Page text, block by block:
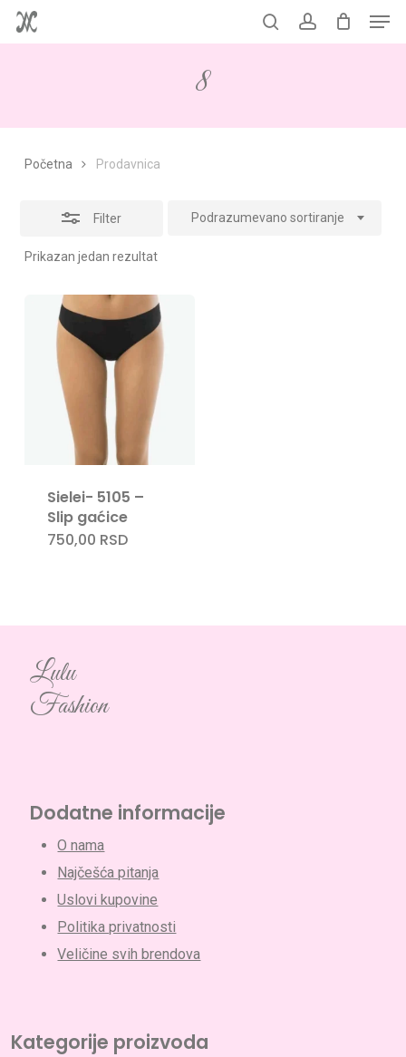
Skip
to
searchaccount
Korpa Close
8
Početna Prodavnica
Filter
Prikazan jedan rezultat
Podrazumevano sortiranje
Close
Sielei- 5105 –
Slip gaćice
750,00 RSD
Lulu
Fashion
Dodatne informacije
O nama
Najčešća pitanja
Uslovi kupovine
Politika privatnosti
Veličine svih brendova
Kategorije proizvoda